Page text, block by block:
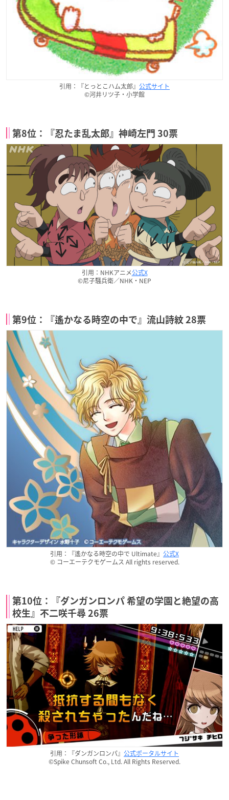
引用：『とっとこハム太郎』 公式サイト
©河井リツ子・小学館
第8位：『忍たま乱太郎』神崎左門 30票
引用：NHKアニメ公式X
©尼子騒兵衛／NHK・NEP
第9位：『遙かなる時空の中で』流山詩紋 28票
引用：『遙かなる時空の中で Ultimate』 公式X
© コーエーテクモゲームス All rights reserved.
第10位：『ダンガンロンパ 希望の学園と絶望の高
校生』不二咲千尋 26票
引用：『ダンガンロンパ』 公式ポータルサイト
©Spike Chunsoft Co., Ltd. All Rights Reserved.